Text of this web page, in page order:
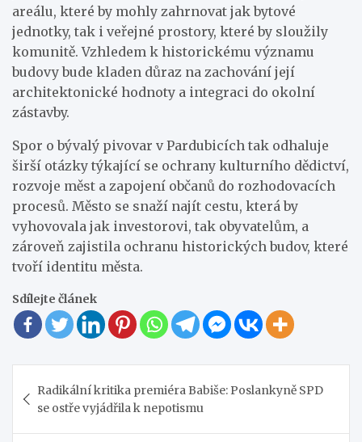
areálu, které by mohly zahrnovat jak bytové
jednotky, tak i veřejné prostory, které by sloužily
komunitě. Vzhledem k historickému významu
budovy bude kladen důraz na zachování její
architektonické hodnoty a integraci do okolní
zástavby.
Spor o bývalý pivovar v Pardubicích tak odhaluje
širší otázky týkající se ochrany kulturního dědictví,
rozvoje měst a zapojení občanů do rozhodovacích
procesů. Město se snaží najít cestu, která by
vyhovovala jak investorovi, tak obyvatelům, a
zároveň zajistila ochranu historických budov, které
tvoří identitu města.
Sdílejte článek
pro
příspěvek
Radikální kritika premiéra Babiše: Poslankyně SPD
se ostře vyjádřila k nepotismu